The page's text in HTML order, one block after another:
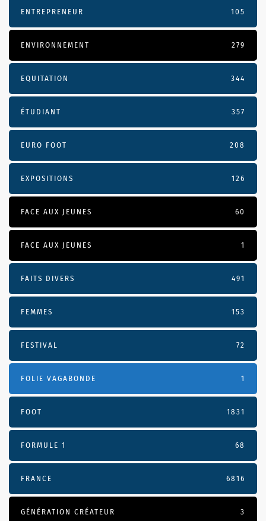
ENTREPRENEUR 105
ENVIRONNEMENT 279
EQUITATION 344
ÉTUDIANT 357
EURO FOOT 208
EXPOSITIONS 126
FACE AUX JEUNES 60
FACE AUX JEUNES 1
FAITS DIVERS 491
FEMMES 153
FESTIVAL 72
FOLIE VAGABONDE 1
FOOT 1831
FORMULE 1 68
FRANCE 6816
GÉNÉRATION CRÉATEUR 3